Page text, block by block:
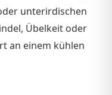
unterirdischen
Übelkeit oder
an einem kühlen